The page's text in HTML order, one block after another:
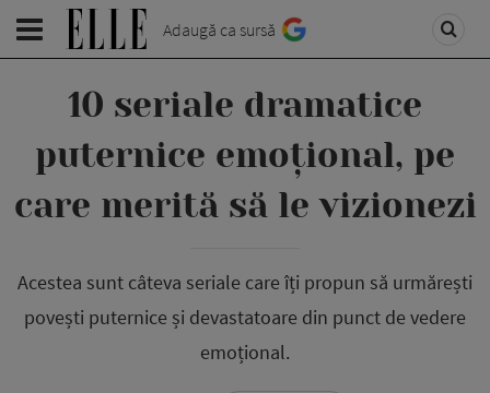
Adaugă ca sursă
10 seriale dramatice
puternice emoțional, pe
care merită să le vizionezi
Acestea sunt câteva seriale care îți propun să urmărești
povești puternice și devastatoare din punct de vedere
emoțional.